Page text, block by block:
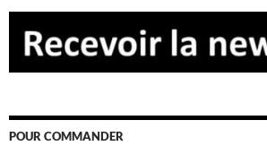
POUR COMMANDER